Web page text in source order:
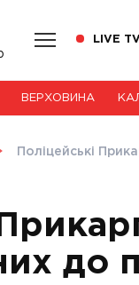
LIVE TV
ВЕРХОВИНА
Поліцейські
до